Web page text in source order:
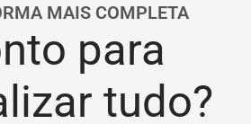
MAIS COMPLETA
para
tudo?